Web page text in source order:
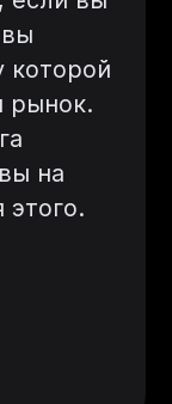
которой
рынок.
на